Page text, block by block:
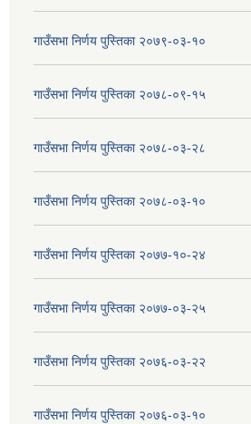
गाउँसभा निर्णय पुस्तिका २०७९-०३-१०
गाउँसभा निर्णय पुस्तिका २०७८-०९-१५
गाउँसभा निर्णय पुस्तिका २०७८-०३-२८
गाउँसभा निर्णय पुस्तिका २०७८-०३-१०
गाउँसभा निर्णय पुस्तिका २०७७-१०-२४
गाउँसभा निर्णय पुस्तिका २०७७-०३-२५
गाउँसभा निर्णय पुस्तिका २०७६-०३-२२
गाउँसभा निर्णय पुस्तिका २०७६-०३-१०